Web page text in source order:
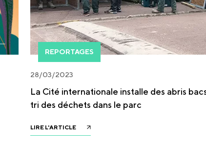
REPORTAGES
28/03/2023
La Cité internationale installe des abris
tri des déchets dans le parc
LIRE L'ARTICLE